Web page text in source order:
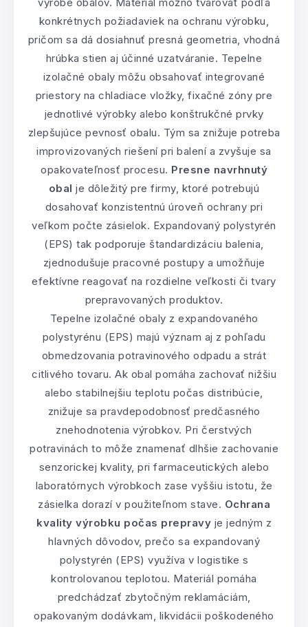
konkrétnych požiadaviek na ochranu výrobku,
pričom sa dá dosiahnuť presná geometria, vhodná
hrúbka stien aj účinné uzatváranie. Tepelne
izolačné obaly môžu obsahovať integrované
priestory na chladiace vložky, fixačné zóny pre
jednotlivé výrobky alebo konštrukčné prvky
zlepšujúce pevnosť obalu. Tým sa znižuje potreba
improvizovaných riešení pri balení a zvyšuje sa
opakovateľnosť procesu. Presne navrhnutý
obal je dôležitý pre firmy, ktoré potrebujú
dosahovať konzistentnú úroveň ochrany pri
veľkom počte zásielok. Expandovaný polystyrén
(EPS) tak podporuje štandardizáciu balenia,
zjednodušuje pracovné postupy a umožňuje
efektívne reagovať na rozdielne veľkosti či tvary
prepravovaných produktov.
Tepelne izolačné obaly z expandovaného
polystyrénu (EPS) majú význam aj z pohľadu
obmedzovania potravinového odpadu a strát
citlivého tovaru. Ak obal pomáha zachovať nižšiu
alebo stabilnejšiu teplotu počas distribúcie,
znižuje sa pravdepodobnosť predčasného
znehodnotenia výrobkov. Pri čerstvých
potravinách to môže znamenať dlhšie zachovanie
senzorickej kvality, pri farmaceutických alebo
laboratórnych výrobkoch zase vyššiu istotu, že
zásielka dorazí v použiteľnom stave. Ochrana
kvality výrobku počas prepravy je jedným z
hlavných dôvodov, prečo sa expandovaný
polystyrén (EPS) využíva v logistike s
kontrolovanou teplotou. Materiál pomáha
predchádzať zbytočným reklamáciám,
opakovaným dodávkam, likvidácii poškodeného